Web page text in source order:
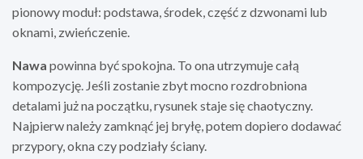
pionowy moduł: podstawa, środek, część z dzwonami lub
oknami, zwieńczenie.
Nawa powinna być spokojna. To ona utrzymuje całą
kompozycję. Jeśli zostanie zbyt mocno rozdrobniona
detalami już na początku, rysunek staje się chaotyczny.
Najpierw należy zamknąć jej bryłę, potem dopiero dodawać
przypory, okna czy podziały ściany.